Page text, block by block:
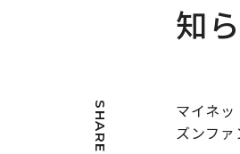
知
SHARE
マイネッ
ズンファ